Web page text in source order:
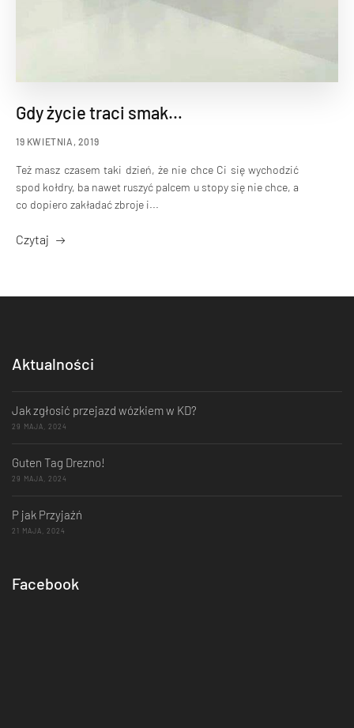
Gdy życie traci smak…
19 KWIETNIA, 2019
Też masz czasem taki dzień, że nie chce Ci się wychodzić
spod kołdry, ba nawet ruszyć palcem u stopy się nie chce, a
co dopiero zakładać zbroje i...
Czytaj
Aktualności
Jak zgłosić przejazd wózkiem w KD?
29 MAJA, 2024
Guten Tag Drezno!
29 MAJA, 2024
P jak Przyjaźń
21 MAJA, 2024
Facebook